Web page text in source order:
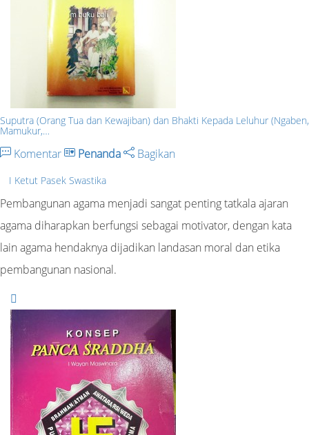
Suputra (Orang Tua dan Kewajiban) dan Bhakti Kepada Leluhur (Ngaben,
Mamukur,…
Komentar Penanda Bagikan
I Ketut Pasek Swastika
Pembangunan agama menjadi sangat penting tatkala ajaran
agama diharapkan berfungsi sebagai motivator, dengan kata
lain agama hendaknya dijadikan landasan moral dan etika
pembangunan nasional.